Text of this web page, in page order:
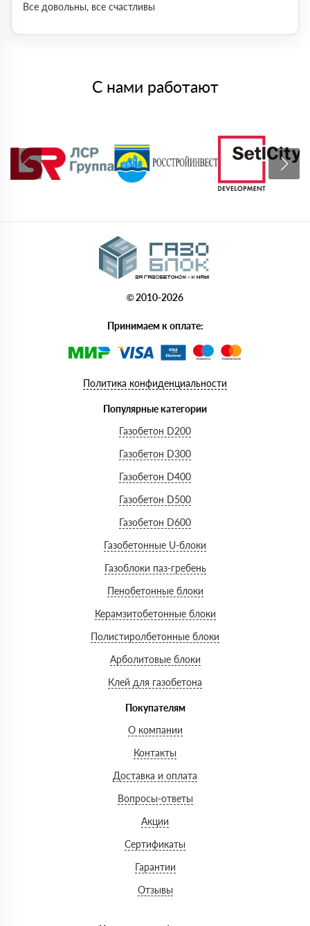
Все довольны, все счастливы
С нами работают
© 2010-2026
Принимаем к оплате:
Политика конфиденциальности
Популярные категории
Газобетон D200
Газобетон D300
Газобетон D400
Газобетон D500
Газобетон D600
Газобетонные U-блоки
Газоблоки паз-гребень
Пенобетонные блоки
Керамзитобетонные блоки
Полистиролбетонные блоки
Арболитовые блоки
Клей для газобетона
Покупателям
О компании
Контакты
Доставка и оплата
Вопросы-ответы
Акции
Сертификаты
Гарантии
Отзывы